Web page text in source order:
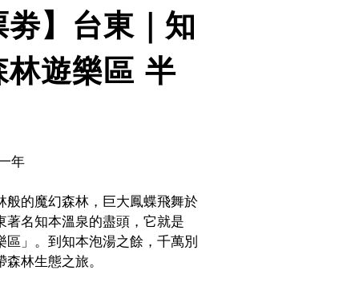
劵】台東｜知
遊樂區 半
年
般的魔幻森林，巨大鳳蝶飛舞於
著名知本溫泉的盡頭，它就是
區」。到知本泡湯之餘，千萬別
林生態之旅。